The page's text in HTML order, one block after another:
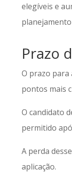
elegíveis e
Prazo
O prazo para
pontos mais
O candidato
permitido
A perda
aplicação.